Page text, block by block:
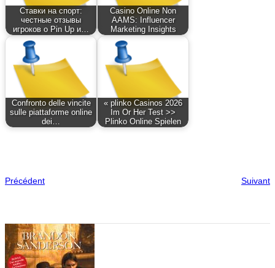
Ставки на спорт:
честные отзывы
игроков о Pin Up и…
Casino Online Non
AAMS: Influencer
Marketing Insights
Confronto delle vincite
sulle piattaforme online
dei…
« plinko Casinos 2026
Im Or Her Test >>
Plinko Online Spielen
Précédent Suivant